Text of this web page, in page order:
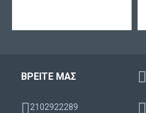
ΒΡΕΙΤΕ ΜΑΣ
2102922289